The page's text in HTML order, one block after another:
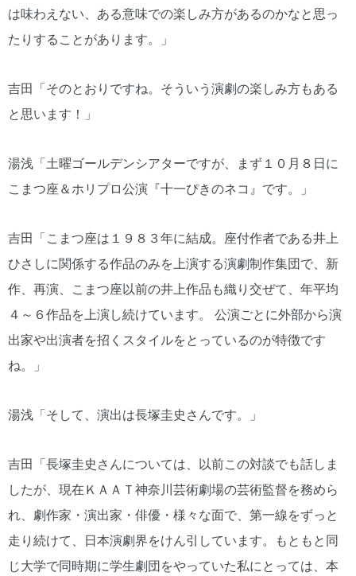
は味わえない、ある意味での楽しみ方があるのかなと思っ
たりすることがあります。」
吉田「そのとおりですね。そういう演劇の楽しみ方もある
と思います！」
湯浅「土曜ゴールデンシアターですが、まず１０月８日に
こまつ座＆ホリプロ公演『十一ぴきのネコ』です。」
吉田「こまつ座は１９８３年に結成。座付作者である井上
ひさしに関係する作品のみを上演する演劇制作集団で、新
作、再演、こまつ座以前の井上作品も織り交ぜて、年平均
４～６作品を上演し続けています。 公演ごとに外部から演
出家や出演者を招くスタイルをとっているのが特徴です
ね。」
湯浅「そして、演出は長塚圭史さんです。」
吉田「長塚圭史さんについては、以前この対談でも話しま
したが、現在ＫＡＡＴ神奈川芸術劇場の芸術監督を務めら
れ、劇作家・演出家・俳優・様々な面で、第一線をずっと
走り続けて、日本演劇界をけん引しています。もともと同
じ大学で同時期に学生劇団をやっていた私にとっては、本